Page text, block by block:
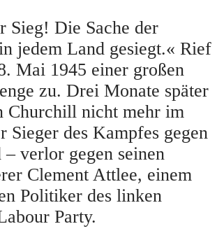
Sieg! Die Sache der
jedem Land gesiegt.« Rief
Mai 1945 einer großen
zu. Drei Monate später
Churchill nicht mehr im
Sieger des Kampfes gegen
– verlor gegen seinen
Clement Attlee, einem
Politiker des linken
Party.